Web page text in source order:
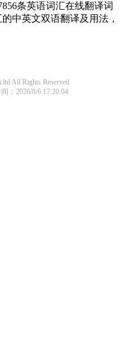
条英语词汇在线翻译词
中英文双语翻译及用法，
All Rights Reserved
：2026/8/6 17:20:04